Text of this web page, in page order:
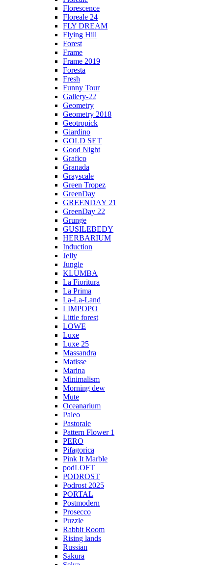
Florescence
Floreale 24
FLY DREAM
Flying Hill
Forest
Frame
Frame 2019
Foresta
Fresh
Funny Tour
Gallery-22
Geometry
Geometry 2018
Geotropick
Giardino
GOLD SET
Good Night
Grafico
Granada
Grayscale
Green Tropez
GreenDay
GREENDAY 21
GreenDay 22
Grunge
GUSILEBEDY
HERBARIUM
Induction
Jelly
Jungle
KLUMBA
La Fioritura
La Prima
La-La-Land
LIMPOPO
Little forest
LOWE
Luxe
Luxe 25
Massandra
Matisse
Marina
Minimalism
Morning dew
Mute
Oceanarium
Paleo
Pastorale
Pattern Flower 1
PERO
Pifagorica
Pink It Marble
podLOFT
PODROST
Podrost 2025
PORTAL
Postmodern
Prosecco
Puzzle
Rabbit Room
Rising lands
Russian
Sakura